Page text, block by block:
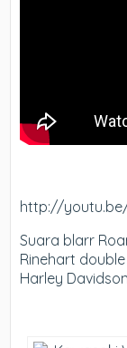
http://
Suara blarr
Rinehart
Harley